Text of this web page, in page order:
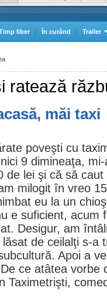
liber În curând Trailer
ratează
măi taxi
poveşti cu
9 dimineaţa,
de lei şi că să
milogit în vreo
eu la un
e suficient, acum
Desigur, am
de ceilalţi s-a
Apoi a
ce atâtea vorbe
Taximetrişti,